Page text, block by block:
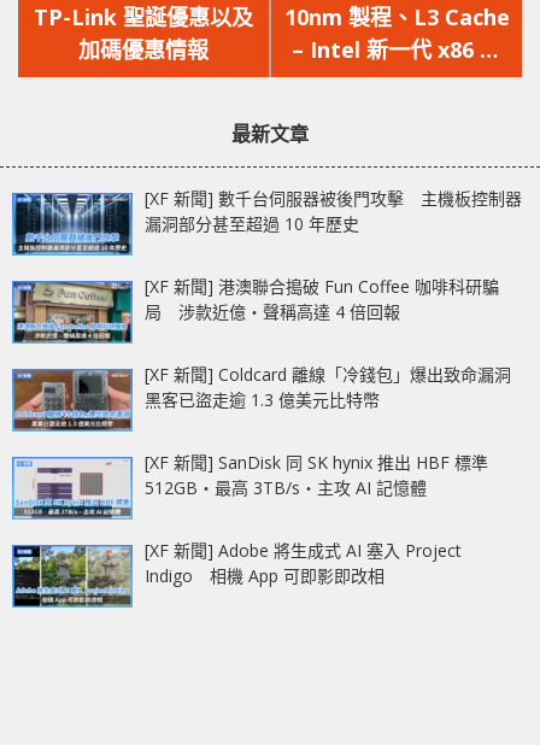
一
篇
文
TP-Link 聖誕優惠以及
加碼優惠情報
一
篇
文
10nm 製程、L3 Cache
– Intel 新一代 x86 低
功耗平台 Jasper Lake
最新文章
[XF 新聞] 數千台伺服器被後門攻擊 主機板控制器
漏洞部分甚至超過 10 年歷史
[XF 新聞] 港澳聯合搗破 Fun Coffee 咖啡科研騙
局 涉款近億‧聲稱高達 4 倍回報
[XF 新聞] Coldcard 離線「冷錢包」爆出致命漏洞
黑客已盜走逾 1.3 億美元比特幣
[XF 新聞] SanDisk 同 SK hynix 推出 HBF 標準
512GB‧最高 3TB/s‧主攻 AI 記憶體
[XF 新聞] Adobe 將生成式 AI 塞入 Project
Indigo 相機 App 可即影即改相